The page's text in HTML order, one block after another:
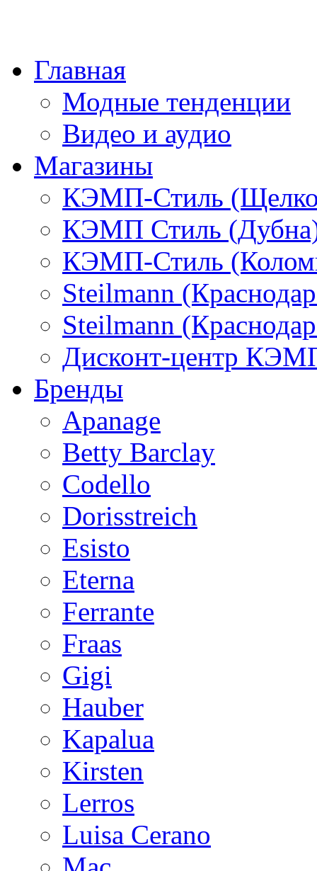
Главная
Модные тенденции
Видео и аудио
Магазины
КЭМП-Стиль
КЭМП Стиль
КЭМП-Стиль
Steilmann
Steilmann
Дисконт-центр
Бренды
Apanage
Betty Barclay
Codello
Dorisstreich
Esisto
Eterna
Ferrante
Fraas
Gigi
Hauber
Kapalua
Kirsten
Lerros
Luisa Cerano